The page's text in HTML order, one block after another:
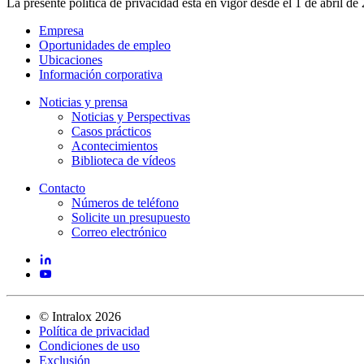
La presente política de privacidad está en vigor desde el 1 de abril de
Empresa
Oportunidades de empleo
Ubicaciones
Información corporativa
Noticias y prensa
Noticias y Perspectivas
Casos prácticos
Acontecimientos
Biblioteca de vídeos
Contacto
Números de teléfono
Solicite un presupuesto
Correo electrónico
© Intralox 2026
Política de privacidad
Condiciones de uso
Exclusión